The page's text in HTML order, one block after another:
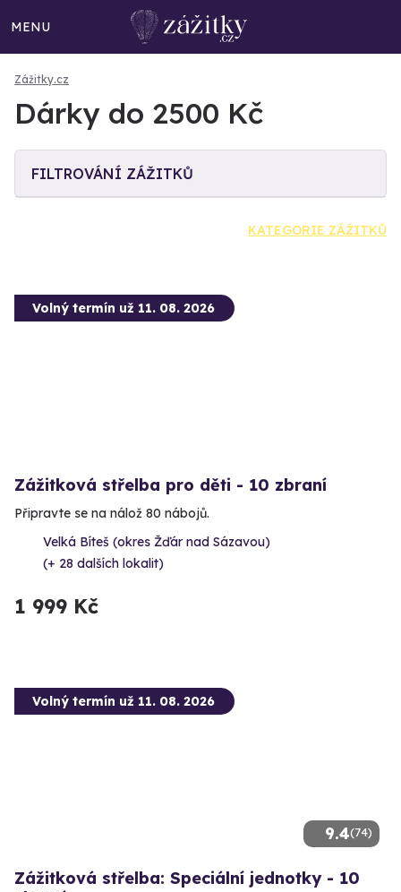
MENU
Zážitky.cz
Dárky do 2500 Kč
FILTROVÁNÍ ZÁŽITKŮ
KATEGORIE ZÁŽITKŮ
Volný termín už 11. 08. 2026
Zážitková střelba pro děti - 10 zbraní
Připravte se na nálož 80 nábojů.
Velká Bíteš (okres Žďár nad Sázavou)
(+ 28 dalších lokalit)
1 999 Kč
9.4(74)
Volný termín už 11. 08. 2026
Zážitková střelba: Speciální jednotky - 10